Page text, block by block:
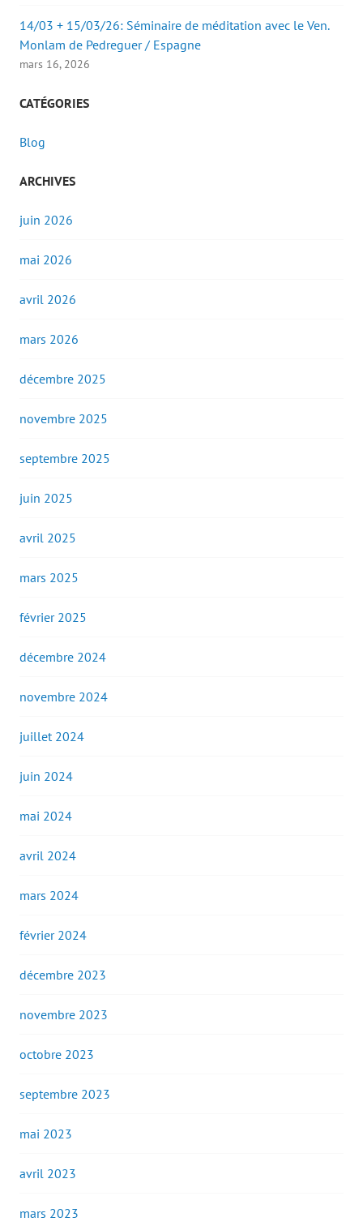
14/03 + 15/03/26: Séminaire de méditation avec le Ven.
Monlam de Pedreguer / Espagne
mars 16, 2026
CATÉGORIES
Blog
ARCHIVES
juin 2026
mai 2026
avril 2026
mars 2026
décembre 2025
novembre 2025
septembre 2025
juin 2025
avril 2025
mars 2025
février 2025
décembre 2024
novembre 2024
juillet 2024
juin 2024
mai 2024
avril 2024
mars 2024
février 2024
décembre 2023
novembre 2023
octobre 2023
septembre 2023
mai 2023
avril 2023
mars 2023